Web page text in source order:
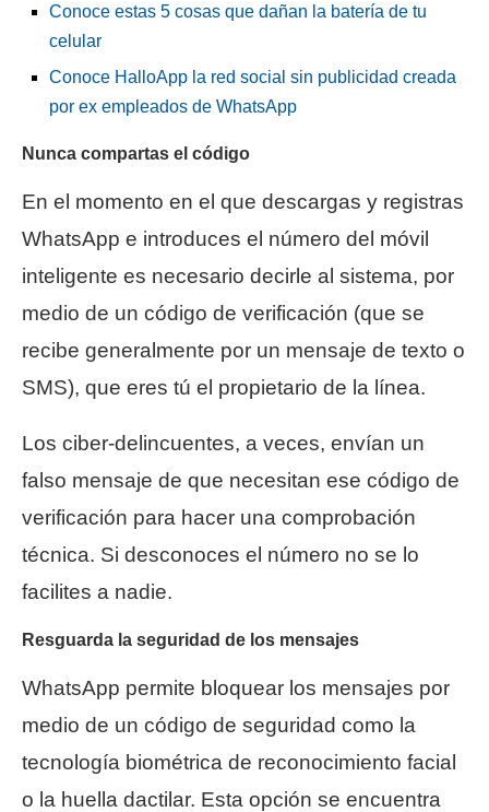
Conoce estas 5 cosas que dañan la batería de tu
celular
Conoce HalloApp la red social sin publicidad creada
por ex empleados de WhatsApp
Nunca compartas el código
En el momento en el que descargas y registras
WhatsApp e introduces el número del móvil
inteligente es necesario decirle al sistema, por
medio de un código de verificación (que se
recibe generalmente por un mensaje de texto o
SMS), que eres tú el propietario de la línea.
Los ciber-delincuentes, a veces, envían un
falso mensaje de que necesitan ese código de
verificación para hacer una comprobación
técnica. Si desconoces el número no se lo
facilites a nadie.
Resguarda la seguridad de los mensajes
WhatsApp permite bloquear los mensajes por
medio de un código de seguridad como la
tecnología biométrica de reconocimiento facial
o la huella dactilar. Esta opción se encuentra